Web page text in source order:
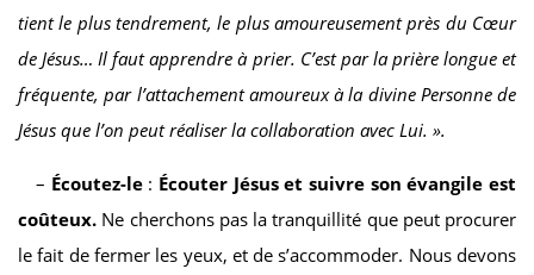
tient le plus tendrement, le plus amoureusement près du Cœur
de Jésus… Il faut apprendre à prier. C’est par la prière longue et
fréquente, par l’attachement amoureux à la divine Personne de
Jésus que l’on peut réaliser la collaboration avec Lui. ».
– Écoutez-le: Écouter Jésus et suivre son évangile est
coûteux. Ne cherchons pas la tranquillité que peut procurer
le fait de fermer les yeux, et de s’accommoder. Nous devons